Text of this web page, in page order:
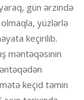
gün ərzində
yüzlərlə
keçirilib.
məntəqəsinin
keçid təmin